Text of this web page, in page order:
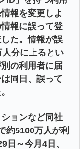
報を変更しよ
報に誤って登
た。情報が誤
分に上るとい
の利用者に届
同日、誤って
ョンなど同社
約5100万人が利
日～今月4日、